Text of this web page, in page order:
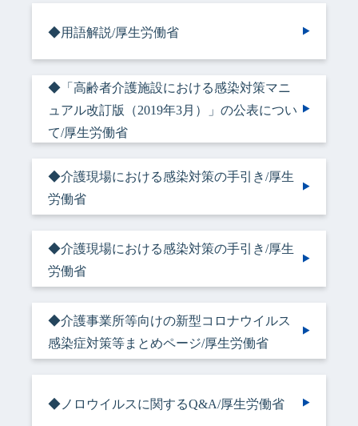
◆用語解説/厚生労働省
◆「高齢者介護施設における感染対策マニ
ュアル改訂版（2019年3月）」の公表につい
て/厚生労働省
◆介護現場における感染対策の手引き/厚生
労働省
◆介護現場における感染対策の手引き/厚生
労働省
◆介護事業所等向けの新型コロナウイルス
感染症対策等まとめページ/厚生労働省
◆ノロウイルスに関するQ&A/厚生労働省